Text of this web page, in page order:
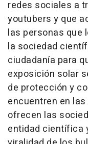
redes sociales a
youtubers y que
las personas que
la sociedad
ciudadanía para
exposición solar
de protección y
encuentren en
ofrecen las
entidad científica